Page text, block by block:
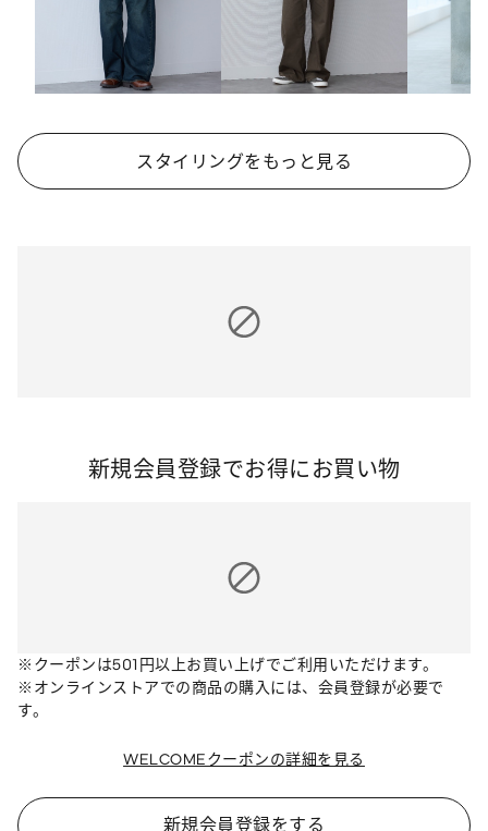
スタイリングをもっと見る
新規会員登録でお得にお買い物
※クーポンは501円以上お買い上げでご利用いただけます。
※オンラインストアでの商品の購入には、会員登録が必要で
WELCOMEクーポンの詳細を見る
新規会員登録をする